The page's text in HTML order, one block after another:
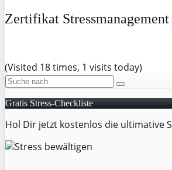
Zertifikat
(Visited 18 times, 1 visits today)
Gratis Stress-Checkliste
Hol Dir jetzt kostenlos die ultimative